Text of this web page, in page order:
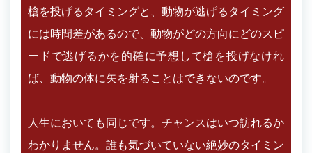
槍を投げるタイミングと、動物が逃げるタイミング
には時間差があるので、動物がどの方向にどのスピ
ードで逃げるかを的確に予想して槍を投げなけれ
ば、動物の体に矢を射ることはできないのです。
人生においても同じです。チャンスはいつ訪れるか
わかりません。誰も気づいていない絶妙のタイミン